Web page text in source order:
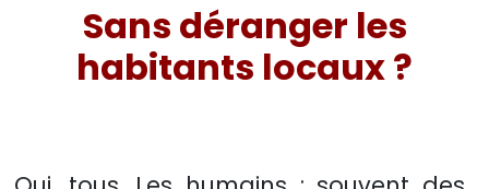
Sans déranger les
habitants locaux ?